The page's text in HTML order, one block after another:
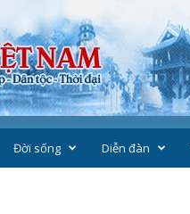
Đời sống Diễn đàn